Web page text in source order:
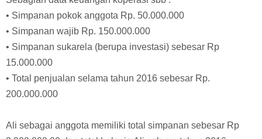
• Dana pengurus 15 %
• Dana kesejahteraan anggota 15%
• Cadangan 10%
Sebagian data keuangan koperasi sbb :
• Simpanan pokok anggota Rp. 50.000.000
• Simpanan wajib Rp. 150.000.000
15.000.000